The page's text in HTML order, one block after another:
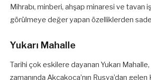
Mihrabı, minberi, ahşap minaresi ve tavan
görülmeye değer yapan özelliklerden
Yukarı Mahalle
Tarihi çok eskilere dayanan Yukarı
zamanında Akçakoca’nın Rusya’dan